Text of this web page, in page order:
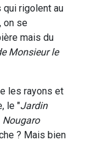
qui rigolent au
on se
mais du
Monsieur le
les rayons et
le "Jardin
Nougaro
? Mais bien